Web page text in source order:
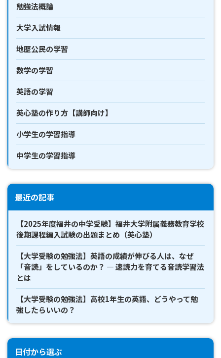
勉強法概論
大学入試情報
地歴公民の学習
数学の学習
英語の学習
英心塾の作り方【講師向け】
小学生の学習指導
中学生の学習指導
最近の記事
【2025年度福井の中学受験】福井大学附属義務教育学校
後期課程編入試験の出題まとめ（英心塾）
【大学受験の勉強法】英語の成績が伸びる人は、なぜ
「音読」をしているのか？ ― 速読力を育てる音読学習法
とは
【大学受験の勉強法】高校1年生の英語、どうやって勉
強したらいいの？
日付から選ぶ